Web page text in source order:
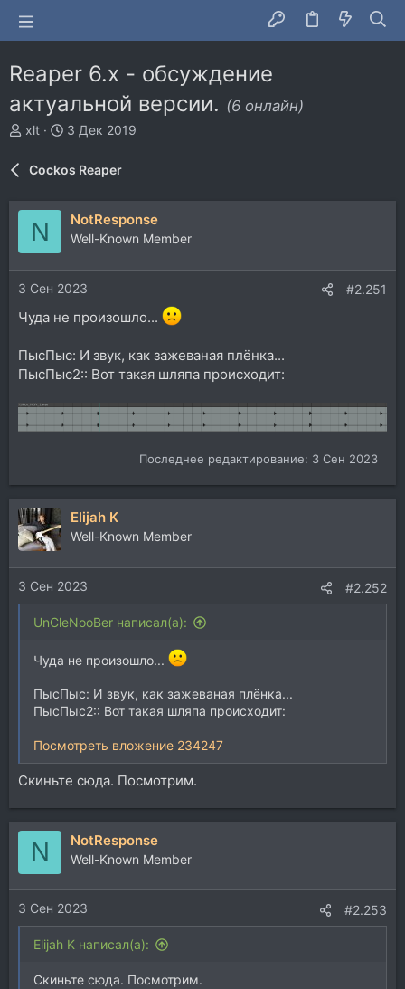
Reaper 6.x - обсуждение
актуальной версии. (6 онлайн)
А
т
р
т
xlt
Д
н
а
ч
а
3 Дек 2019
Cockos Reaper
N NotResponse
Well-Known Member
3 Сен 2023 #2.251
Чуда не произошло...
ПысПыс: И звук, как зажеваная плёнка...
ПысПыс2:: Вот такая шляпа происходит:
Последнее редактирование: 3 Сен 2023
Elijah K
Well-Known Member
3 Сен 2023 #2.252
UnCleNooBer написал(а):
Чуда не произошло...
ПысПыс: И звук, как зажеваная плёнка...
ПысПыс2:: Вот такая шляпа происходит:
Посмотреть вложение 234247
Скиньте сюда. Посмотрим.
N NotResponse
Well-Known Member
3 Сен 2023 #2.253
Elijah K написал(а):
Скиньте сюда. Посмотрим.